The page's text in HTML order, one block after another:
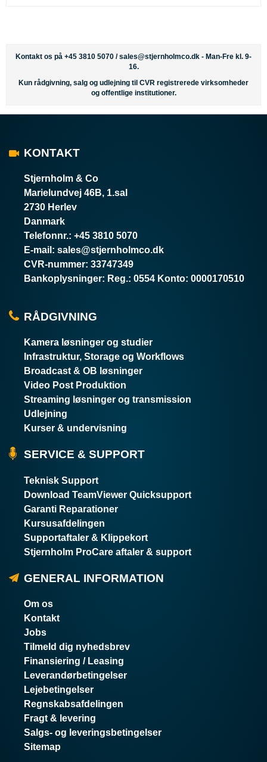
Kontakt os på +45 3810 5070 /sales@stjernholmco.dk - Man-Fre kl. 9-
16.
Kun rådgivning, salg og udlejning til CVR registrerede virksomheder
og offentlige institutioner.
KONTAKT
Stjernholm & Co
Marielundvej 46B, 1.sal
2730 Herlev
Danmark
Telefonnr.: +45 3810 5070
E-mail : sales@stjernholmco.dk
CVR-nummer: 33747349
Bankoplysninger: Reg.: 0554 Konto: 0000170510
RÅDGIVNING
Kamera løsninger og studier
Infrastruktur, Storage og Workflows
Broadcast & OB løsninger
Video Post Produktion
Streaming løsninger og transmission
Udlejning
Kurser & undervisning
SERVICE & SUPPORT
Teknisk Support
Download TeamViewer Quicksupport
Garanti Reparationer
Kursusafdelingen
Supportaftaler & Klippekort
Stjernholm ProCare aftaler & support
GENERAL INFORMATION
Om os
Kontakt
Jobs
Tilmeld dig nyhedsbrev
Finansiering / Leasing
Leverandørbetingelser
Lejebetingelser
Regnskabsafdelingen
Fragt & levering
Salgs- og leveringsbetingelser
Sitemap